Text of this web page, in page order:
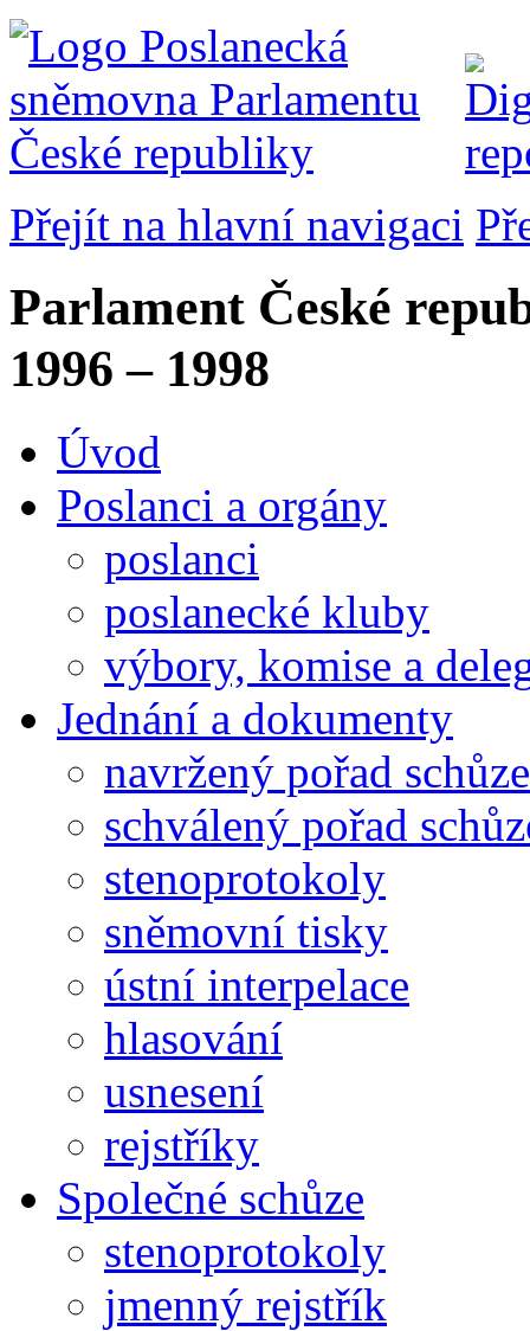
Přejít na hlavní navigaci
Parlament České
1996 – 1998
Úvod
Poslanci a orgány
poslanci
poslanecké kluby
výbory, komise a
Jednání a dokumenty
navržený pořad schůze
schválený pořad
stenoprotokoly
sněmovní tisky
ústní interpelace
hlasování
usnesení
rejstříky
Společné schůze
stenoprotokoly
jmenný rejstřík